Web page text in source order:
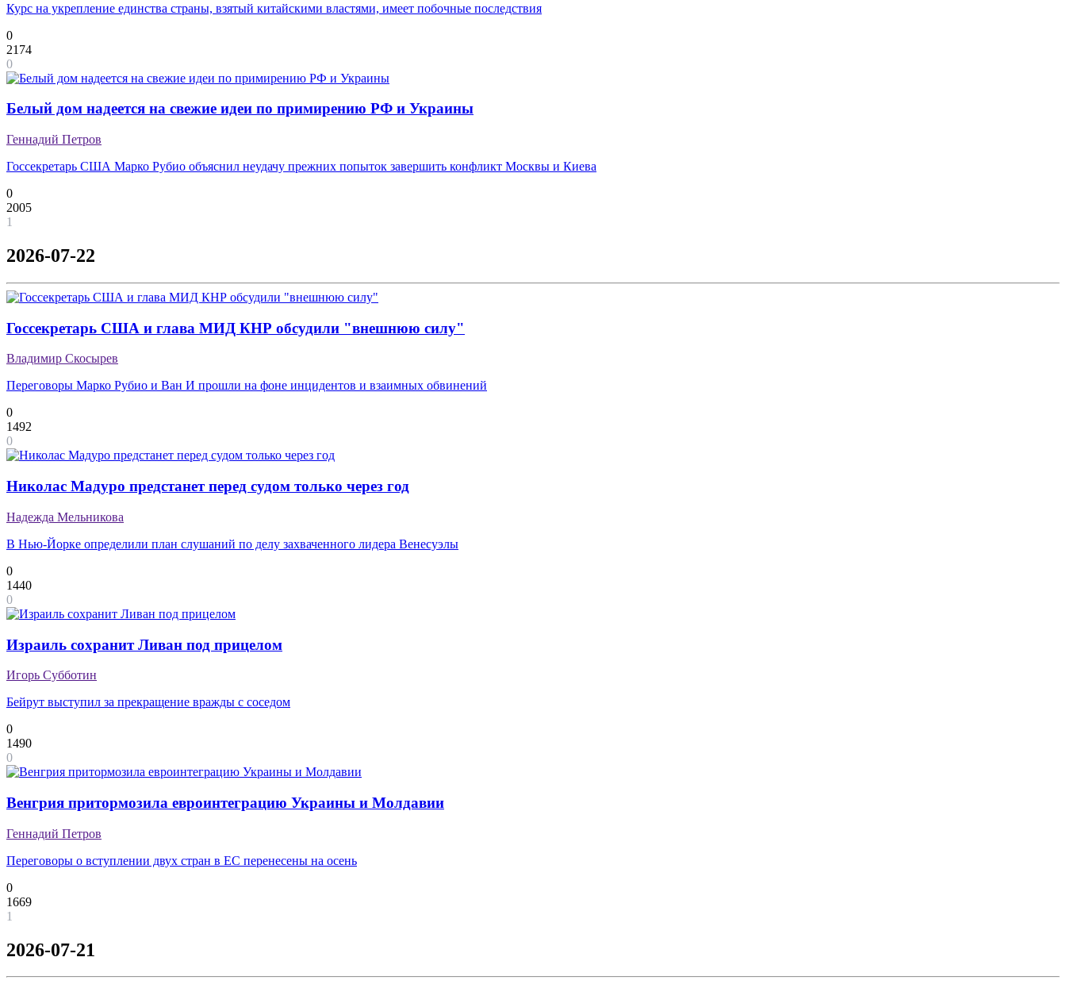
Курс на укрепление единства страны, взятый китайскими властями, имеет побочные последствия
0
2174
0
Белый дом надеется на свежие идеи по примирению РФ и Украины
Геннадий Петров
Госсекретарь США Марко Рубио объяснил неудачу прежних попыток завершить конфликт Москвы и Киева
0
2005
1
2026-07-22
Госсекретарь США и глава МИД КНР обсудили "внешнюю силу"
Владимир Скосырев
Переговоры Марко Рубио и Ван И прошли на фоне инцидентов и взаимных обвинений
0
1492
0
Николас Мадуро предстанет перед судом только через год
Надежда Мельникова
В Нью-Йорке определили план слушаний по делу захваченного лидера Венесуэлы
0
1440
0
Израиль сохранит Ливан под прицелом
Игорь Субботин
Бейрут выступил за прекращение вражды с соседом
0
1490
0
Венгрия притормозила евроинтеграцию Украины и Молдавии
Геннадий Петров
Переговоры о вступлении двух стран в ЕС перенесены на осень
0
1669
1
2026-07-21